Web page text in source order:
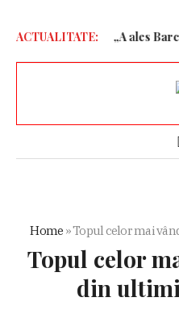
ACTUALITATE:
fac mișcare „A ales
Home »Topul celor mai
Topul celor
din